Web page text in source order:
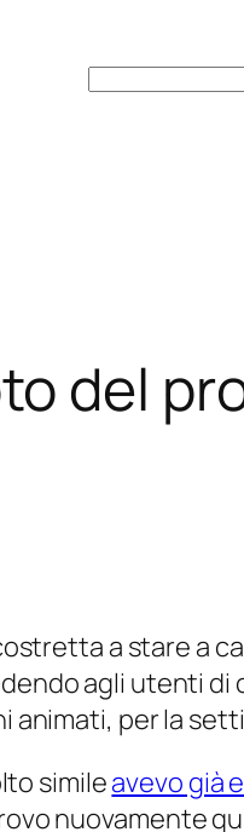
Cerca
del
a stare a
agli utenti
animati, per la
simileavevo già
nuovamente